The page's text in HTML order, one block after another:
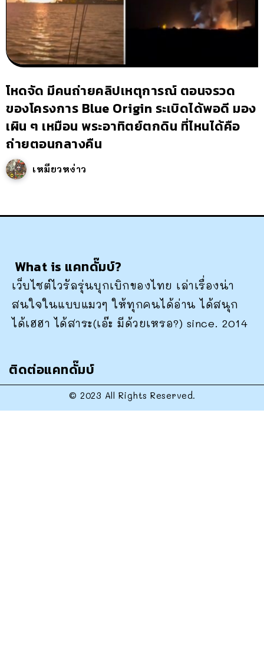
โหดจัด มีคนถ่ายคลิปเหตุการณ์ ตอนจรวด
ของโครงการ Blue Origin ระเบิดได้พอดี มอง
เผิน ๆ เหมือน พระอาทิตย์ตกดิน ที่ไหนได้คือ
ถ่ายตอนกลางคืน
เหมียวหง่าว
What is แคทดั๊มบ์?
เว็บไซต์ไวรัลรุ่นบุกเบิกของไทย เล่าเรื่องน่า
สนใจในแบบแมวๆ ให้ทุกคนได้อ่าน ได้สนุก
ได้เฮฮา ได้สาระ(เอ๊ะ มีด้วยเหรอ?) since. 2014
ติดต่อแคทดั๊มบ์
© 2023 All Rights Reserved.